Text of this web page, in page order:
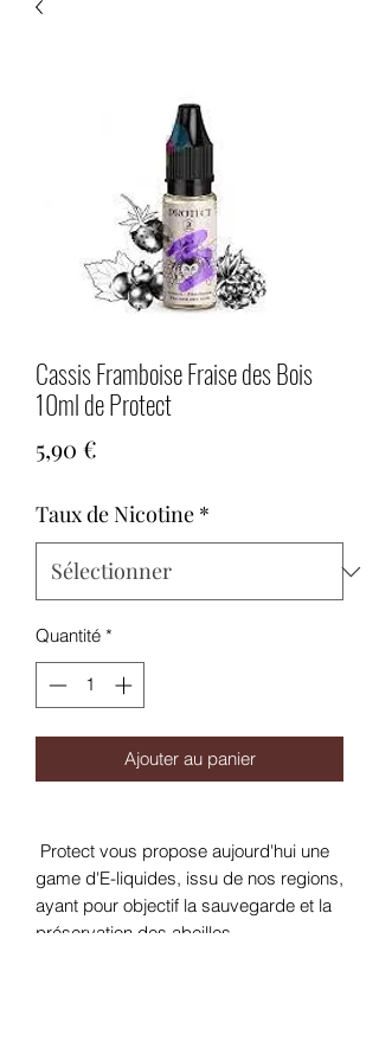
Cassis Framboise Fraise des Bois
10ml de Protect
5,90 €
Taux de Nicotine *
Quantité *
Ajouter au panier
Protect vous propose aujourd'hui une
game d'E-liquides, issu de nos regions,
ayant pour objectif la sauvegarde et la
préservation des abeilles.